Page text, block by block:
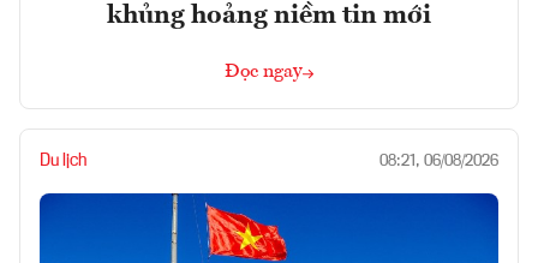
khủng hoảng niềm tin mới
Đọc ngay
Du lịch 08:21, 06/08/2026